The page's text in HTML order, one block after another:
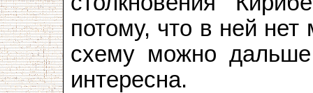
потому, что в ней
схему можно
интересна.